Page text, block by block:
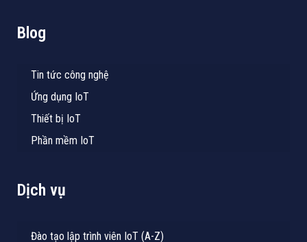
Blog
Tin tức công nghệ
Ứng dụng IoT
Thiết bị IoT
Phần mềm IoT
Dịch vụ
Đào tạo lập trình viên IoT (A-Z)